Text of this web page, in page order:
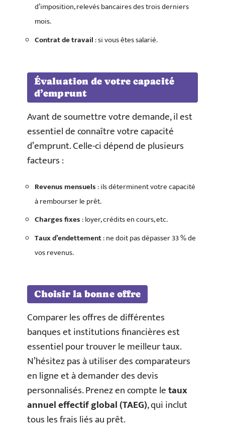
d’imposition, relevés bancaires des trois derniers
mois.
Contrat de travail: si vous êtes salarié.
Évaluation de votre capacité
d’emprunt
Avant de soumettre votre demande, il est
essentiel de connaître votre capacité
d’emprunt. Celle-ci dépend de plusieurs
facteurs :
Revenus mensuels: ils déterminent votre capacité
à rembourser le prêt.
Charges fixes: loyer, crédits en cours, etc.
Taux d’endettement: ne doit pas dépasser 33 % de
vos revenus.
Choisir la bonne offre
Comparer les offres de différentes
banques et institutions financières est
essentiel pour trouver le meilleur taux.
N’hésitez pas à utiliser des comparateurs
en ligne et à demander des devis
personnalisés. Prenez en compte letaux
annuel effectif global (TAEG), qui inclut
tous les frais liés au prêt.